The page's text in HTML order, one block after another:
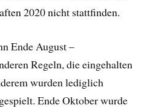
2020 nicht stattfinden.
Ende August –
Regeln, die eingehalten
wurden lediglich
Ende Oktober wurde